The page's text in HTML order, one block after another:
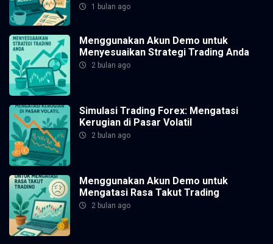
1 bulan ago
Menggunakan Akun Demo untuk
Menyesuaikan Strategi Trading Anda
2 bulan ago
Simulasi Trading Forex: Mengatasi
Kerugian di Pasar Volatil
2 bulan ago
Menggunakan Akun Demo untuk
Mengatasi Rasa Takut Trading
2 bulan ago